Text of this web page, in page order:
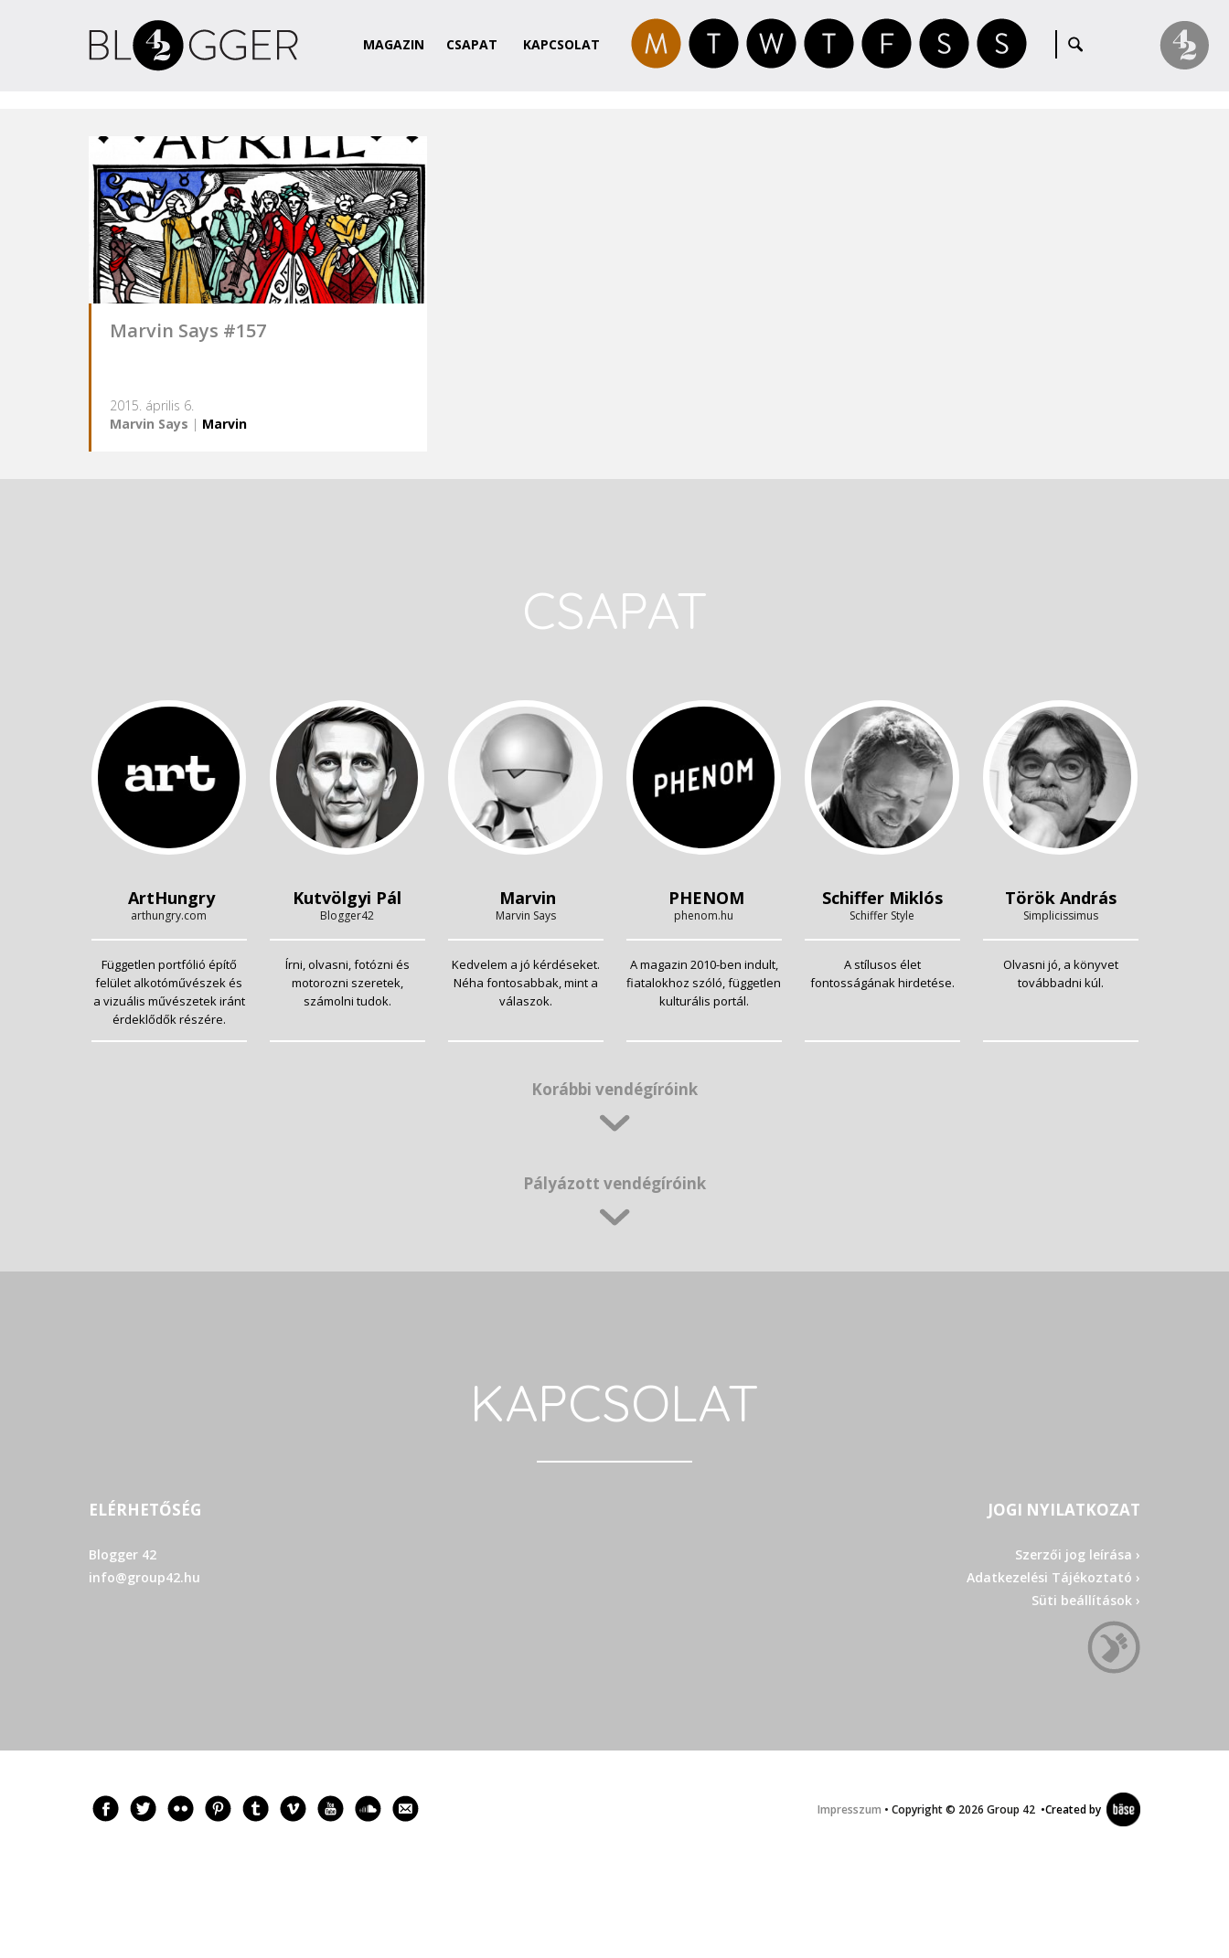
MAGAZIN CSAPAT KAPCSOLAT
Marvin Says #157
2015. április 6.
Marvin Says | Marvin
CSAPAT
ArtHungry
arthungry.com
Független portfólió építő
felület alkotóművészek és
a vizuális művészetek iránt
érdeklődők részére.
Kutvölgyi Pál
Blogger42
Írni, olvasni, fotózni és
motorozni szeretek,
számolni tudok.
Marvin
Marvin Says
Kedvelem a jó kérdéseket.
Néha fontosabbak, mint a
válaszok.
PHENOM
phenom.hu
A magazin 2010-ben indult,
fiatalokhoz szóló, független
kulturális portál.
Schiffer Miklós
Schiffer Style
A stílusos élet
fontosságának hirdetése.
Török András
Simplicissimus
Olvasni jó, a könyvet
továbbadni kúl.
Korábbi vendégíróink
Pályázott vendégíróink
KAPCSOLAT
ELÉRHETŐSÉG
Blogger 42
info@group42.hu
JOGI NYILATKOZAT
Szerzői jog leírása ›
Adatkezelési Tájékoztató ›
Süti beállítások ›
Impresszum • Copyright © 2026 Group 42 •Created by